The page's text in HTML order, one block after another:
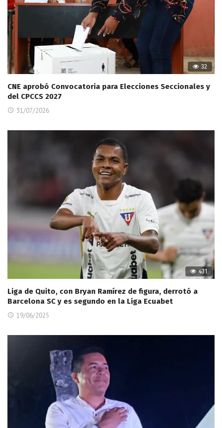
32
CNE aprobó Convocatoria para Elecciones Seccionales y
del CPCCS 2027
31/07/2026
431
Liga de Quito, con Bryan Ramírez de figura, derrotó a
Barcelona SC y es segundo en la Liga Ecuabet
19/06/2025